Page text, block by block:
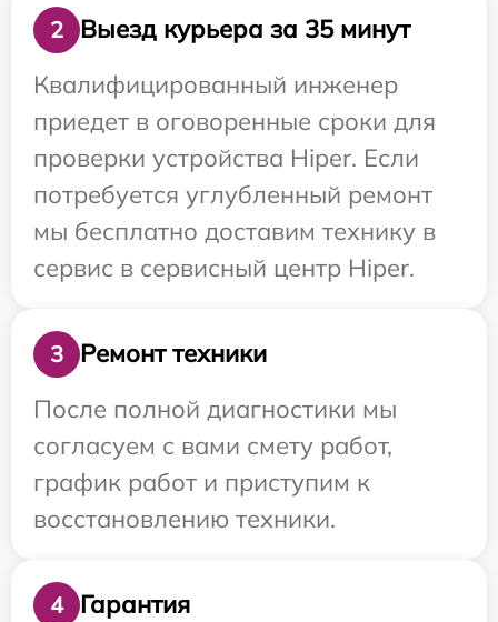
2
Выезд курьера за 35 минут
Квалифицированный инженер
приедет в оговоренные сроки для
проверки устройства Hiper. Если
потребуется углубленный ремонт
мы бесплатно доставим технику в
сервис в сервисный центр Hiper.
3
Ремонт техники
После полной диагностики мы
согласуем с вами смету работ,
график работ и приступим к
восстановлению техники.
4
Гарантия